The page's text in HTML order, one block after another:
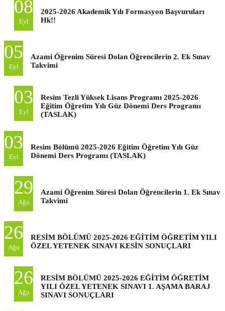
08
Eyl
2025-2026 Akademik Yılı Formasyon Başvuruları
Hk!!
05
Eyl
Azami Öğrenim Süresi Dolan Öğrencilerin 2. Ek Sınav
Takvimi
03
Eyl
Resim Tezli Yüksek Lisans Programı 2025-2026
Eğitim Öğretim Yılı Güz Dönemi Ders Programı
(TASLAK)
03
Eyl
Resim Bölümü 2025-2026 Eğitim Öğretim Yılı Güz
Dönemi Ders Programı (TASLAK)
29
Ağu
Azami Öğrenim Süresi Dolan Öğrencilerin 1. Ek Sınav
Takvimi
26
Ağu
RESİM BÖLÜMÜ 2025-2026 EĞİTİM ÖĞRETİM YILI
ÖZEL YETENEK SINAVI KESİN SONUÇLARI
26
Ağu
RESİM BÖLÜMÜ 2025-2026 EĞİTİM ÖĞRETİM
YILI ÖZEL YETENEK SINAVI 1. AŞAMA BARAJ
SINAVI SONUÇLARI